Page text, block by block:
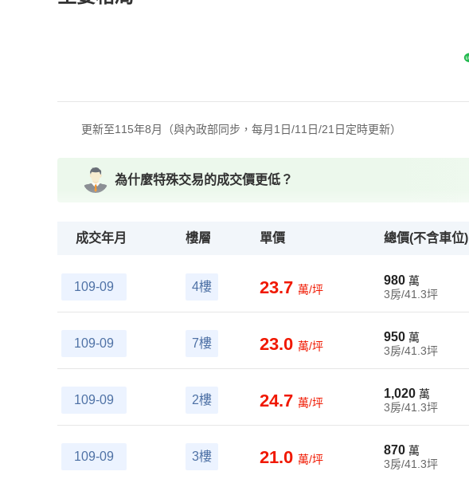
更新至115年8月（與內政部同步，每月1日/11日/21日定時更新）
為什麼特殊交易的成交價更低？
成交年月 樓層 單價 總價(不含車位)
109-09 4樓 23.7 萬/坪
980 萬
3房/41.3坪
109-09 7樓 23.0 萬/坪
950 萬
3房/41.3坪
109-09 2樓 24.7 萬/坪
1,020 萬
3房/41.3坪
109-09 3樓 21.0 萬/坪
870 萬
3房/41.3坪